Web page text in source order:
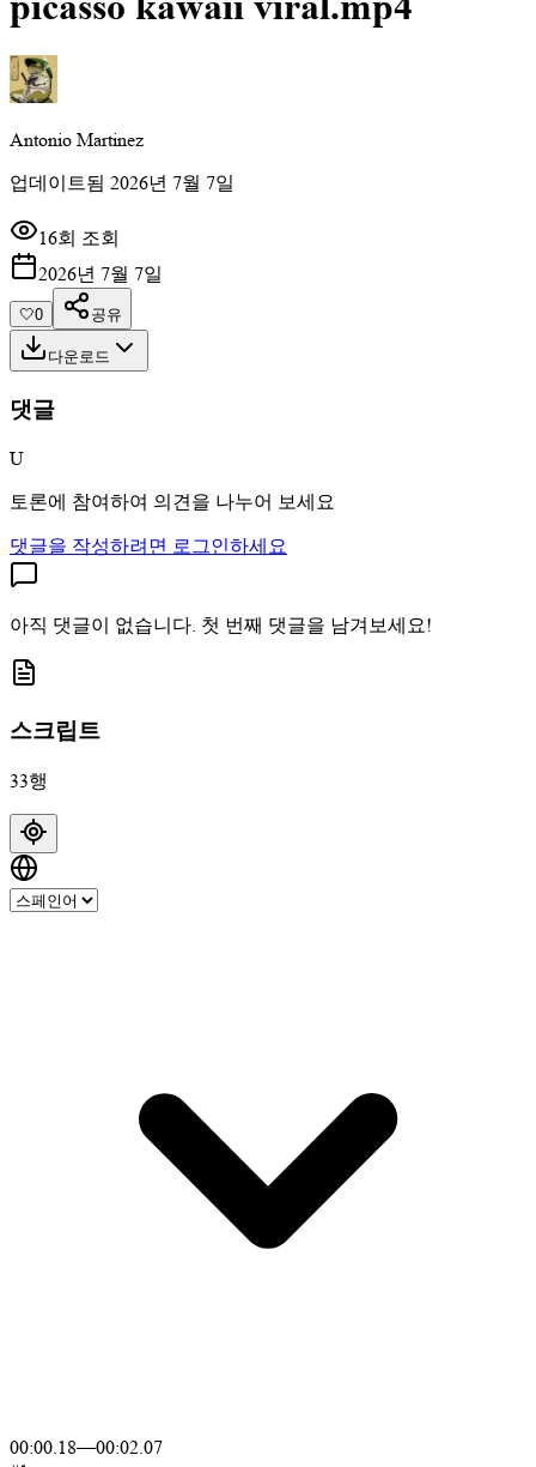
Antonio Martinez
업데이트됨 2026년 7월 7일
16회 조회
2026년 7월 7일
🤍0 공유
다운로드
댓글
U
토론에 참여하여 의견을 나누어 보세요
댓글을 작성하려면 로그인하세요
아직 댓글이 없습니다. 첫 번째 댓글을 남겨보세요!
스크립트
33행
00:00.18—00:02.07